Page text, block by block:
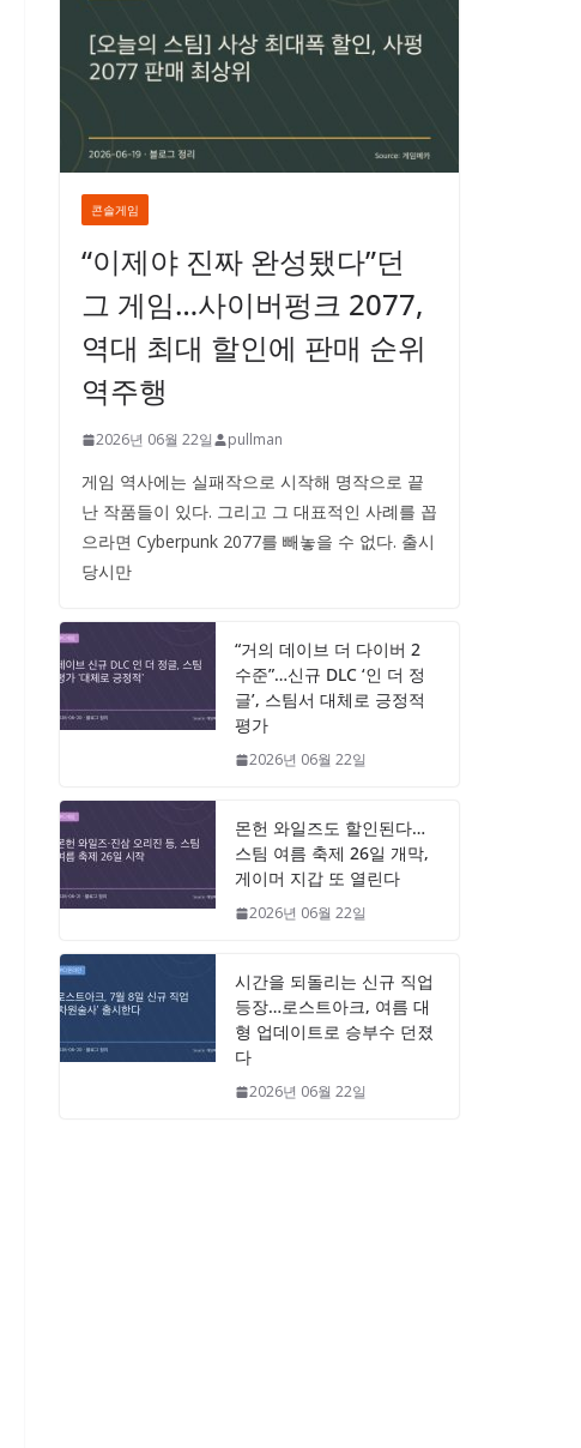
콘솔게임
“이제야 진짜 완성됐다”던
그 게임…사이버펑크 2077,
역대 최대 할인에 판매 순위
역주행
2026년 06월 22일 pullman
게임 역사에는 실패작으로 시작해 명작으로 끝
난 작품들이 있다. 그리고 그 대표적인 사례를 꼽
으라면 Cyberpunk 2077를 빼놓을 수 없다. 출시
당시만
“거의 데이브 더 다이버 2
수준”…신규 DLC ‘인 더 정
글’, 스팀서 대체로 긍정적
평가
2026년 06월 22일
몬헌 와일즈도 할인된다…
스팀 여름 축제 26일 개막,
게이머 지갑 또 열린다
2026년 06월 22일
시간을 되돌리는 신규 직업
등장…로스트아크, 여름 대
형 업데이트로 승부수 던졌
다
2026년 06월 22일